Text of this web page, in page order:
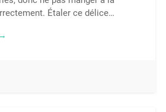
Étaler ce délice…